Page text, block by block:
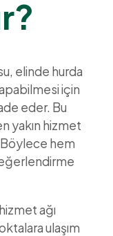
elinde hurda
için
eder. Bu
yakın hizmet
Böylece hem
ağı
ulaşım